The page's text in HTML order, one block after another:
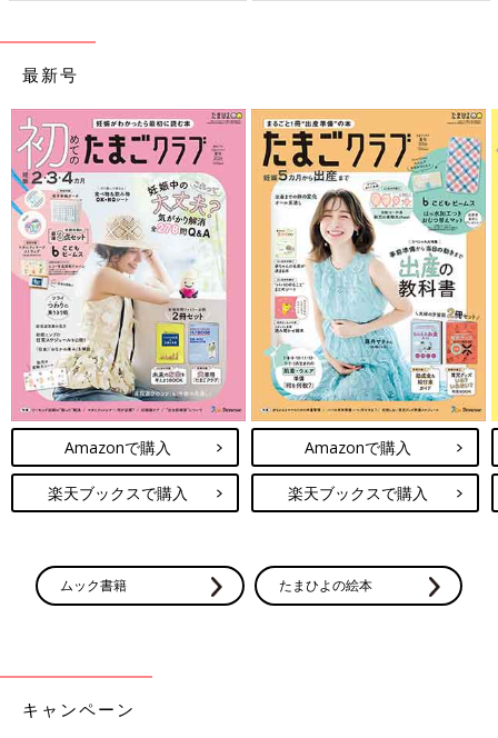
最新号
Amazonで購入
楽天ブックスで購入
Amazonで購入
楽天ブックスで購入
ムック書籍 たまひよの絵本
キャンペーン